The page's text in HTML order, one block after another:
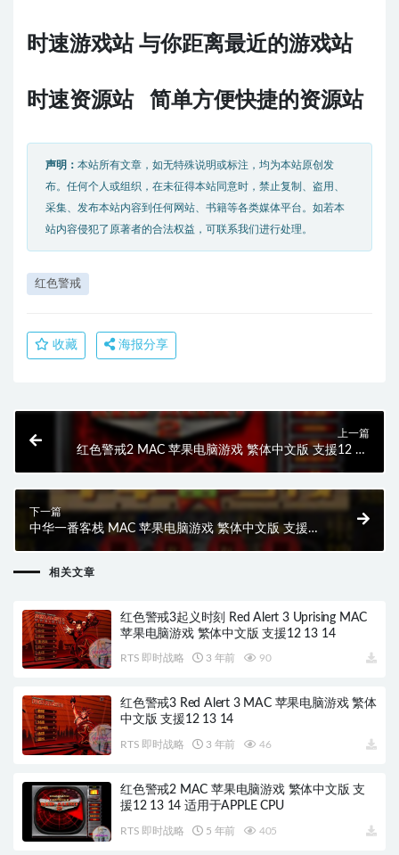
时速游戏站 与你距离最近的游戏站
时速资源站 简单方便快捷的资源站
声明： 本站所有文章，如无特殊说明或标注，均为本站原创发
布。任何个人或组织，在未征得本站同意时，禁止复制、盗用、
采集、发布本站内容到任何网站、书籍等各类媒体平台。如若本
站内容侵犯了原著者的合法权益，可联系我们进行处理。
红色警戒
收藏 海报分享
上一篇
红色警戒2 MAC 苹果电脑游戏 繁体中文版 支援12 13
14 适用于APPLE CPU
下一篇
中华一番客栈 MAC 苹果电脑游戏 繁体中文版 支援
10.13 10.14 10.15 11 12 适用于APPLE CPU
相关文章
红色警戒3起义时刻 Red Alert 3 Uprising MAC
苹果电脑游戏 繁体中文版 支援12 13 14
RTS 即时战略 3 年前 90
红色警戒3 Red Alert 3 MAC 苹果电脑游戏 繁体
中文版 支援12 13 14
RTS 即时战略 3 年前 46
红色警戒2 MAC 苹果电脑游戏 繁体中文版 支
援12 13 14 适用于APPLE CPU
RTS 即时战略 5 年前 405